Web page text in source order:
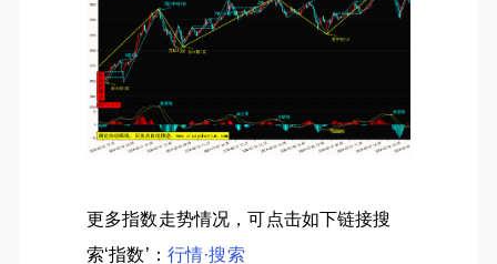
更多指数走势情况，可点击如下链接搜
索‘指数’： 行情·搜索